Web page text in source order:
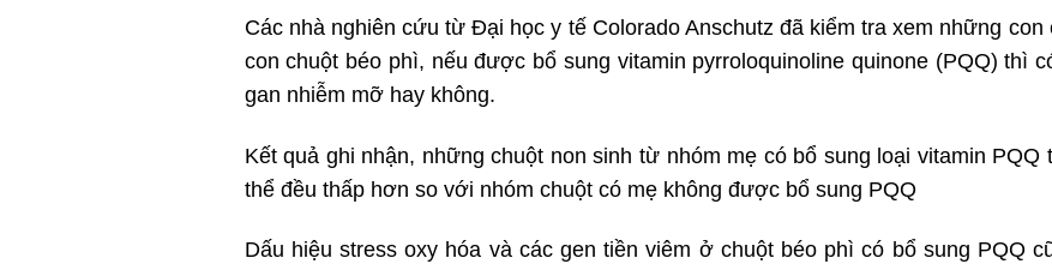
Các nhà nghiên cứu từ Đại học y tế Colorado Anschutz đã kiểm tra xem những
con chuột béo phì, nếu được bổ sung vitamin pyrroloquinoline quinone (PQQ) thì
gan nhiễm mỡ hay không.
Kết quả ghi nhận, những chuột non sinh từ nhóm mẹ có bổ sung loại vitamin
thể đều thấp hơn so với nhóm chuột có mẹ không được bổ sung PQQ
Dấu hiệu stress oxy hóa và các gen tiền viêm ở chuột béo phì có bổ sung PQQ